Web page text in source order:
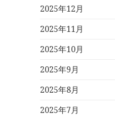
2025年12月
2025年11月
2025年10月
2025年9月
2025年8月
2025年7月